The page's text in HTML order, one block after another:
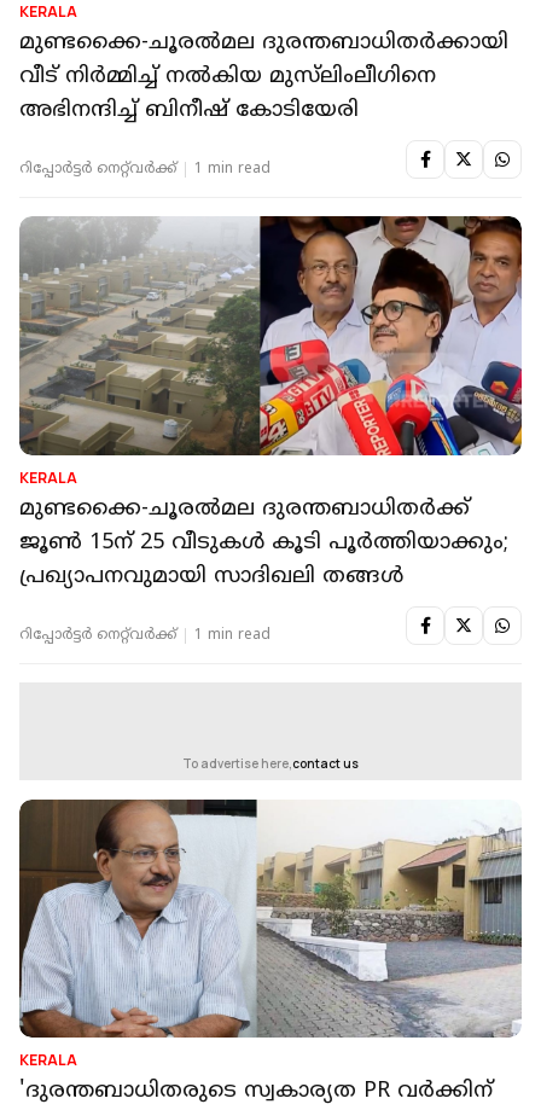
KERALA
മുണ്ടക്കൈ-ചൂരല്‍മല ദുരന്തബാധിതര്‍ക്കായി
വീട് നിർമ്മിച്ച് നൽകിയ മുസ്‌ലിംലീഗിനെ
അഭിനന്ദിച്ച് ബിനീഷ് കോടിയേരി
റിപ്പോർട്ടർ നെറ്റ്‌വര്‍ക്ക്‌ 1 min read
KERALA
മുണ്ടക്കൈ-ചൂരൽമല ദുരന്തബാധിതർക്ക്
ജൂൺ 15ന് 25 വീടുകൾ കൂടി പൂർത്തിയാക്കും;
പ്രഖ്യാപനവുമായി സാദിഖലി തങ്ങൾ
റിപ്പോർട്ടർ നെറ്റ്‌വര്‍ക്ക്‌ 1 min read
To advertise here, contact us
KERALA
'ദുരന്തബാധിതരുടെ സ്വകാര്യത PR വര്‍ക്കിന്